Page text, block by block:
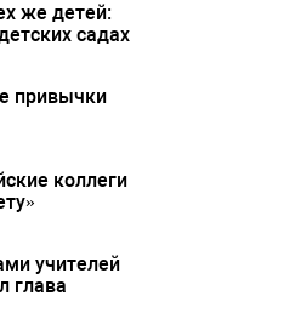
же детей:
садах
привычки
коллеги
учителей
глава